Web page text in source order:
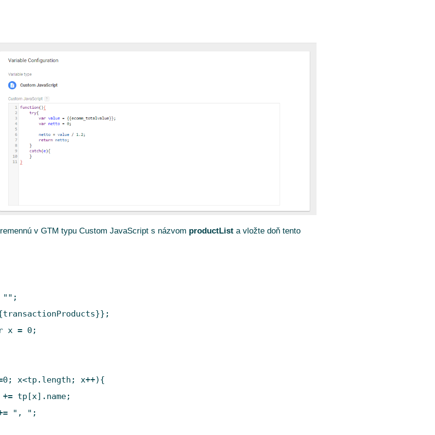
v GTM typu Custom JavaScript s názvom productList a vložte doň tento
x<tp.length; x++){
tp[x].name;